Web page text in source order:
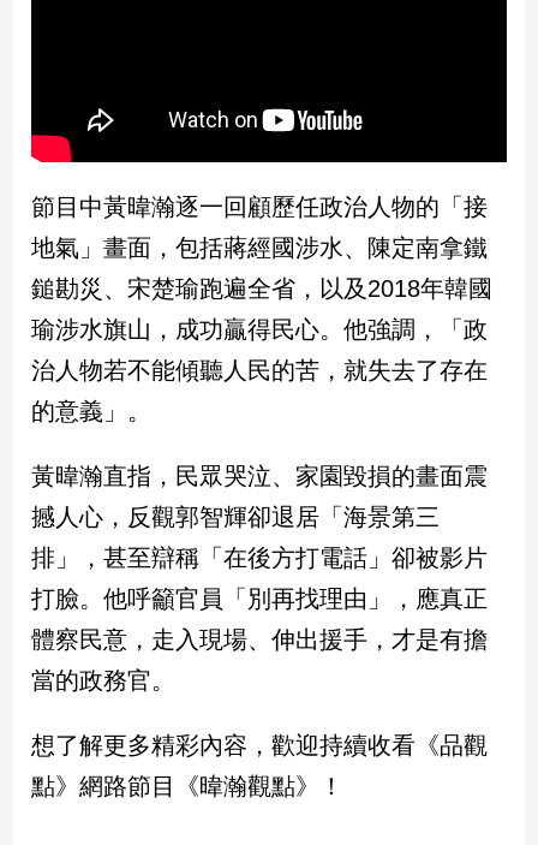
兩
岸/
際
社
會/
地
方
新
病
專
區
南
台
灣
觀
南
台
節目中黃暐瀚逐一回顧歷任政治人物的「接
地氣」畫面，包括蔣經國涉水、陳定南拿鐵
鎚勘災、宋楚瑜跑遍全省，以及2018年韓國
瑜涉水旗山，成功贏得民心。他強調，「政
治人物若不能傾聽人民的苦，就失去了存在
的意義」。
黃暐瀚直指，民眾哭泣、家園毀損的畫面震
撼人心，反觀郭智輝卻退居「海景第三
排」，甚至辯稱「在後方打電話」卻被影片
打臉。他呼籲官員「別再找理由」，應真正
體察民意，走入現場、伸出援手，才是有擔
當的政務官。
想了解更多精彩內容，歡迎持續收看《品觀
點》網路節目《暐瀚觀點》！